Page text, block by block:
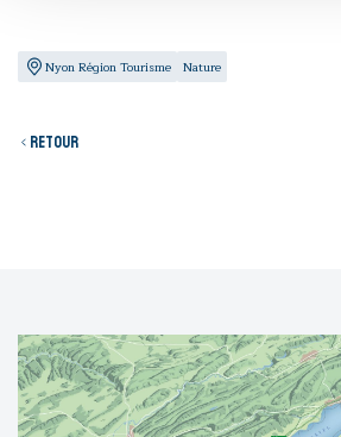
Nyon Région Tourisme Nature
Retour